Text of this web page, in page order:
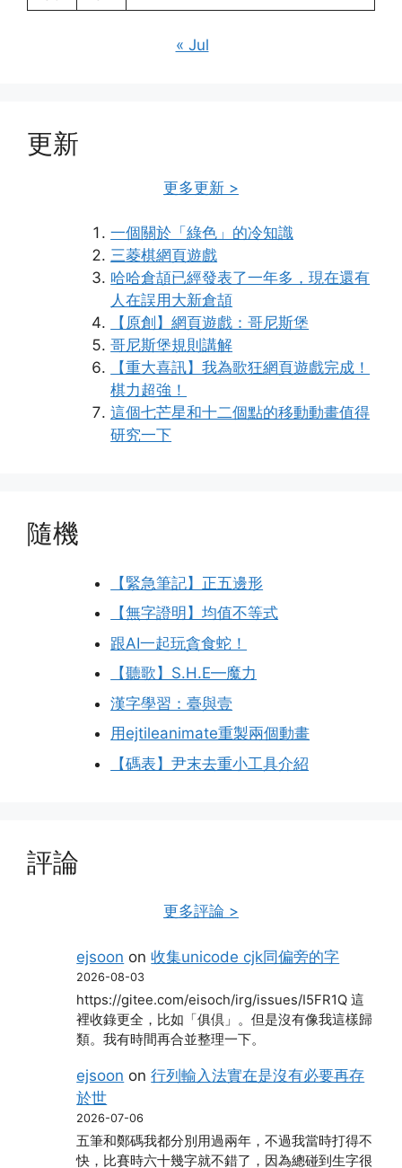
« Jul
更新
更多更新 >
一個關於「綠色」的冷知識
三菱棋網頁遊戲
哈哈倉頡已經發表了一年多，現在還有
人在誤用大新倉頡
【原創】網頁遊戲：哥尼斯堡
哥尼斯堡規則講解
【重大喜訊】我為歌狂網頁遊戲完成！
棋力超強！
這個七芒星和十二個點的移動動畫值得
研究一下
隨機
【緊急筆記】正五邊形
【無字證明】均值不等式
跟AI一起玩貪食蛇！
【聽歌】S.H.E—魔力
漢字學習：臺與壹
用ejtileanimate重製兩個動畫
【碼表】尹末去重小工具介紹
評論
更多評論 >
ejsoon on收集unicode cjk同偏旁的字
2026-08-03
https://gitee.com/eisoch/irg/issues/I5FR1Q 這
裡收錄更全，比如「俱倶」。但是沒有像我這樣歸
類。我有時間再合並整理一下。
ejsoon on行列輸入法實在是沒有必要再存
於世
2026-07-06
五筆和鄭碼我都分別用過兩年，不過我當時打得不
快，比賽時六十幾字就不錯了，因為總碰到生字很